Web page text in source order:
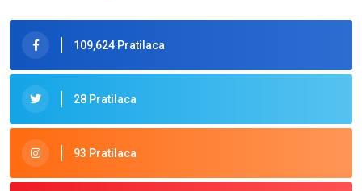
109,624 Pratilaca
28 Pratilaca
93 Pratilaca